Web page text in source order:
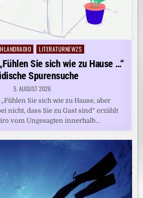
LITERATURNEWZS
Sie sich wie zu Hause …“
Spurensuche
5. AUGUST 2026
Sie sich wie zu Hause, aber
nicht, dass Sie zu Gast sind“ erzählt
vom Ungesagten innerhalb…